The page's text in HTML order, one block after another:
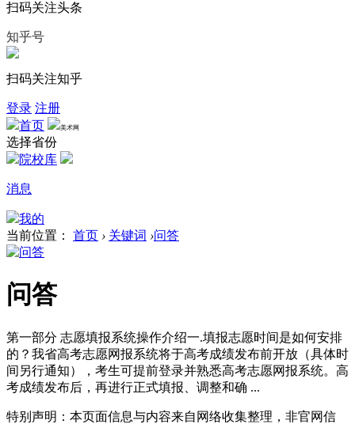
扫码关注头条
知乎号
扫码关注知乎
登录 注册
首页
美术网
选择省份
院校库
消息
我的
当前位置：
首页 › 关键词 ›问答
问答
第一部分 志愿填报系统操作介绍一.填报志愿时间是如何安排
的？我省高考志愿网报系统将于高考成绩发布前开放（具体时
间另行通知），考生可提前登录并熟悉高考志愿网报系统。高
考成绩发布后，再进行正式填报、调整和确 ...
特别声明：本页面信息与内容来自网络收集整理，非官网信